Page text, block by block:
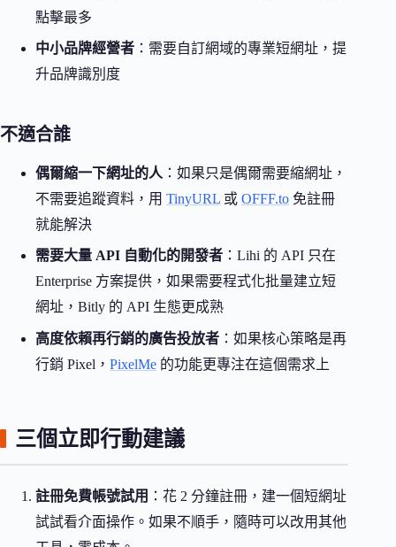
點擊最多
中小品牌經營者 ：需要自訂網域的專業短網址，提
升品牌識別度
不適合誰
偶爾縮一下網址的人 ：如果只是偶爾需要縮網址，
不需要追蹤資料，用 TinyURL 或 OFFF.to 免註冊
就能解決
需要大量 API 自動化的開發者 ：Lihi 的 API 只在
Enterprise 方案提供，如果需要程式化批量建立短
網址，Bitly 的 API 生態更成熟
高度依賴再行銷的廣告投放者 ：如果核心策略是再
行銷 Pixel， PixelMe 的功能更專注在這個需求上
三個立即行動建議
註冊免費帳號試用 ：花 2 分鐘註冊，建一個短網址
試試看介面操作。如果不順手，隨時可以改用其他